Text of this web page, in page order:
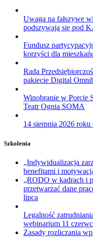
Uwaga na fałszywe
podszywają się pod
Fundusz
korzyści dla
Rada
pakiecie Digital
Winobranie w Porcie
Teatr Ognia SOMA
14 sierpnia 2026
Szkolenia
„Indywidualizacja
benefitami i
„RODO w kadrach i
przetwarzać dane
lipca
Legalność
webinarium 11
Zasady rozliczania